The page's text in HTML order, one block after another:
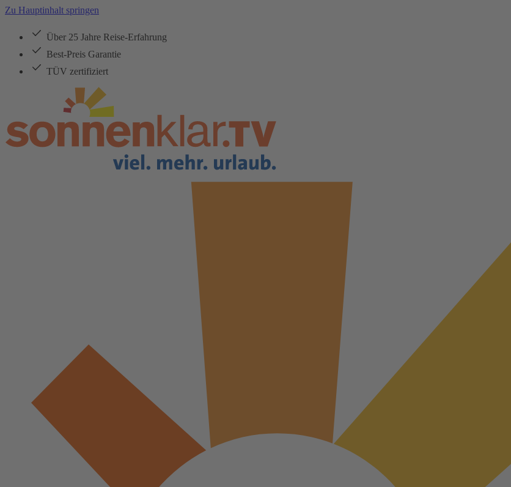
Zu Hauptinhalt springen
Über 25 Jahre Reise-Erfahrung
Best-Preis Garantie
TÜV zertifiziert